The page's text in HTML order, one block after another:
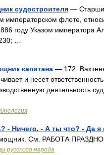
судостроителя —
императорском флоте,
году Указом императора
…
капитана — 172.
и несет
деятельность
- Ничего. - А ты что? - Да я
См. РАБОТА
русского народа